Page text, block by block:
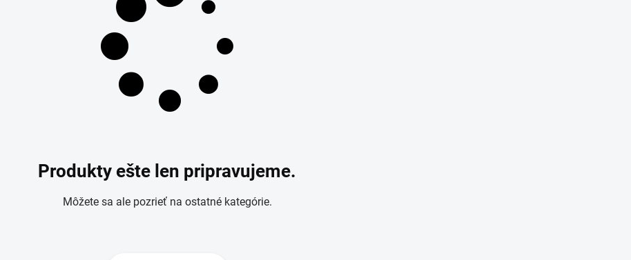
Produkty ešte len pripravujeme.
Môžete sa ale pozrieť na ostatné kategórie.